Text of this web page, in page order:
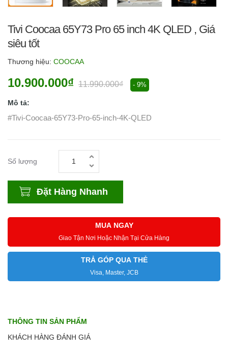
Tivi Coocaa 65Y73 Pro 65 inch 4K QLED , Giá
siêu tốt
Thương hiệu: COOCAA
10.900.000₫ 11.990.000₫ - 9%
Mô tả:
#Tivi-Coocaa-65Y73-Pro-65-inch-4K-QLED
Số lượng
Đặt Hàng Nhanh
MUA NGAY
Giao Tận Nơi Hoặc Nhận Tại Cửa Hàng
TRẢ GÓP QUA THẺ
Visa, Master, JCB
THÔNG TIN SẢN PHẨM
KHÁCH HÀNG ĐÁNH GIÁ